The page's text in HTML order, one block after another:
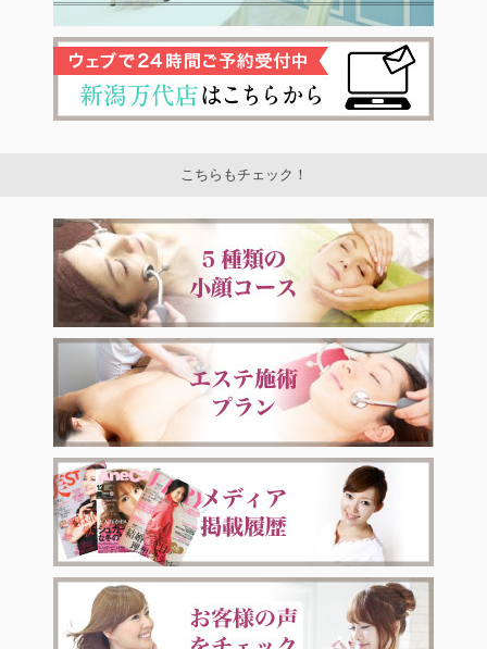
こちらもチェック！